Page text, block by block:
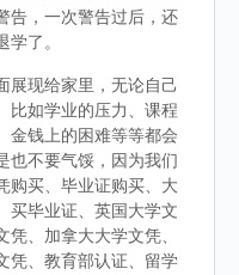
告，一次警告过后，还
了。
展现给家里，无论自己
比如学业的压力、课程
金钱上的困难等等都会
也不要气馁，因为我们
购买、毕业证购买、大
买毕业证、英国大学文
、加拿大大学文凭、
凭、教育部认证、留学